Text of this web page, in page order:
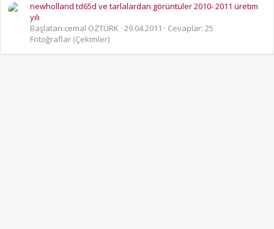
newholland td65d ve tarlalardan görüntüler 2010- 2011 üretim
yılı
Başlatan cemal ÖZTÜRK 29.04.2011
Cevaplar: 25
Fotoğraflar (Çekimler)